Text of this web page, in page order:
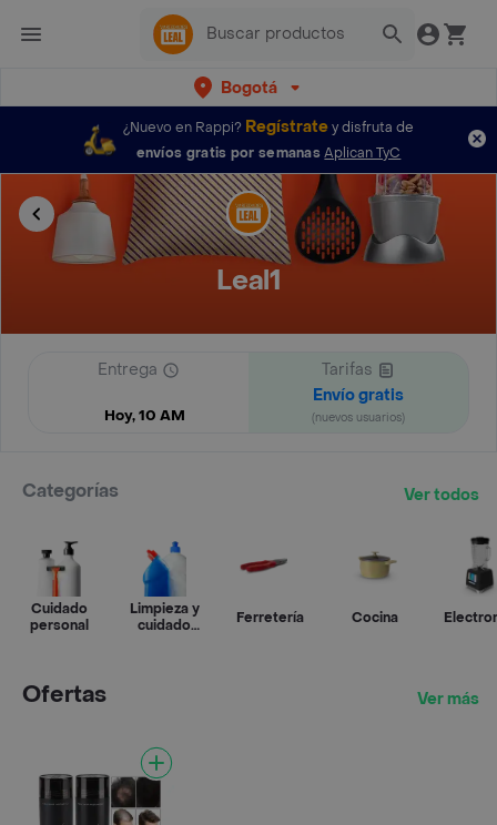
Bogotá
¿Nuevo en Rappi? Regístratey disfruta de
envíos gratis por semanas Aplican TyC
Leal1
Entrega
Hoy, 10 AM
Tarifas
Envío gratis
(nuevos usuarios)
Categorías Ver todos
Cuidado
personal
Limpieza y
cuidado
Ferretería Cocina
Ofertas Ver más